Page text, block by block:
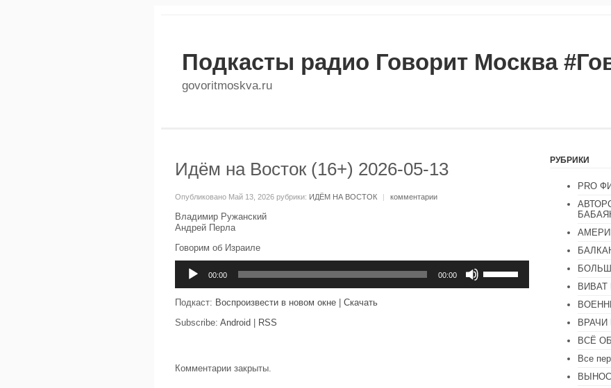
Подкасты радио Говорит Москва
govoritmoskva.ru
Идём на Восток (16+) 2026-05-13
Опубликовано Май 13, 2026 рубрики: ИДЁМ НА ВОСТОК | комментарии
Владимир Ружанский
Андрей Перла
Говорим об Израиле
00:00 00:00
клавиши
Подкаст: Воспроизвести в новом окне
Скачать
Subscribe: Android RSS
Комментарии закрыты.
РУБРИКИ
PRO
ВИВАТ
ВСЁ
Все